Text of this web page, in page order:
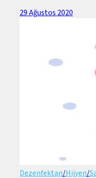
29 Ağustos 2020
Dezenfektan/Hijyen/